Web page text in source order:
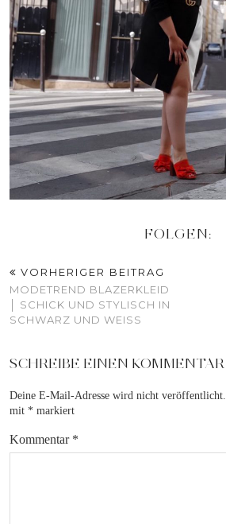
FOLGEN:
VORHERIGER BEITRAG
MODETREND BLAZERKLEID
│ SCHICK UND STYLISCH IN
SCHWARZ UND WEISS
SCHREIBE EINEN KOMMENTAR
Deine E-Mail-Adresse wird nicht veröffentlicht.
mit * markiert
Kommentar *